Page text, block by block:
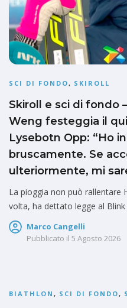
SCI DI FONDO, SKIROLL
Skiroll e sci di fondo
Weng festeggia il
Lysebotn Opp: “Ho
bruscamente. Se
ulteriormente, mi
La pioggia non può rallentare
volta, ha dettato legge al Blink
Marco Cangelli
Pubblicato il 5 Agosto 2026
BIATHLON , SCI DI FONDO,